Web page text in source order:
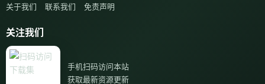
关于我们 联系我们 免责声明
关注我们
手机扫码访问本站
获取最新资源更新